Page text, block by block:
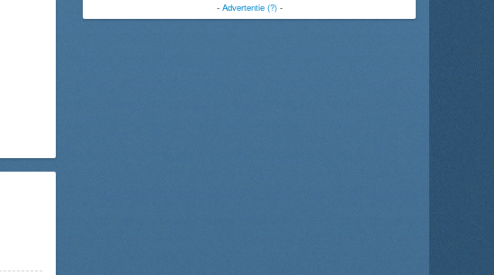
- Advertentie (?)-